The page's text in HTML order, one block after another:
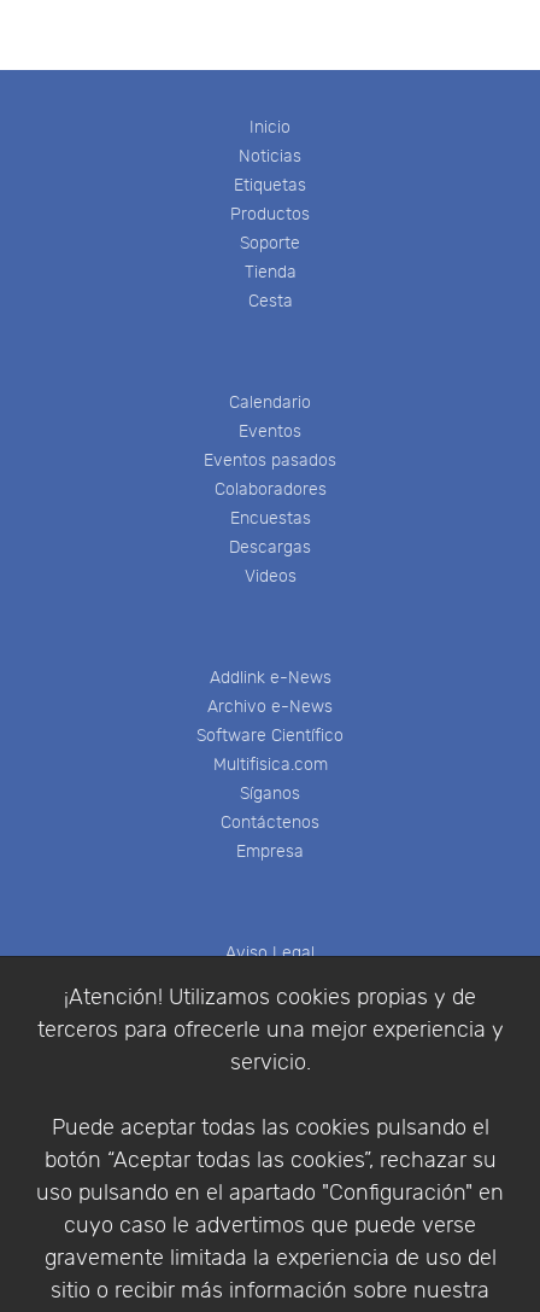
¡Atención! Utilizamos cookies propias y de
terceros para ofrecerle una mejor experiencia y
servicio.
Puede aceptar todas las cookies pulsando el
botón “Aceptar todas las cookies”, rechazar su
uso pulsando en el apartado "Configuración" en
cuyo caso le advertimos que puede verse
gravemente limitada la experiencia de uso del
sitio o recibir más información sobre nuestra
Inicio
Noticias
Etiquetas
Productos
Soporte
Tienda
Cesta
Calendario
Eventos
Eventos pasados
Colaboradores
Encuestas
Descargas
Videos
Addlink e-News
Archivo e-News
Software Científico
Multifisica.com
Síganos
Contáctenos
Empresa
Aviso Legal
Política de Privacidad
Condiciones de compra
Identificarse
Empresa|Aviso Legal| Política de Privacidad |
Política de Cookies